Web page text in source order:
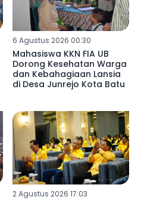
6 Agustus 2026 00:30
Mahasiswa KKN FIA UB
Dorong Kesehatan Warga
dan Kebahagiaan Lansia
di Desa Junrejo Kota Batu
2 Agustus 2026 17:03